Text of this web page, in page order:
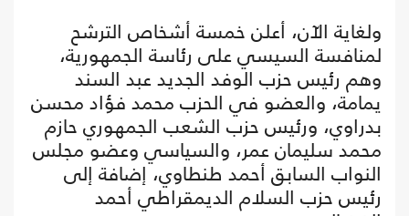
ولغاية الآن، أعلن خمسة أشخاص الترشح
لمنافسة السيسي على رئاسة الجمهورية،
وهم رئيس حزب الوفد الجديد عبد السند
يمامة، والعضو في الحزب محمد فؤاد محسن
بدراوي، ورئيس حزب الشعب الجمهوري حازم
محمد سليمان عمر، والسياسي وعضو مجلس
النواب السابق أحمد طنطاوي، إضافة إلى
رئيس حزب السلام الديمقراطي أحمد